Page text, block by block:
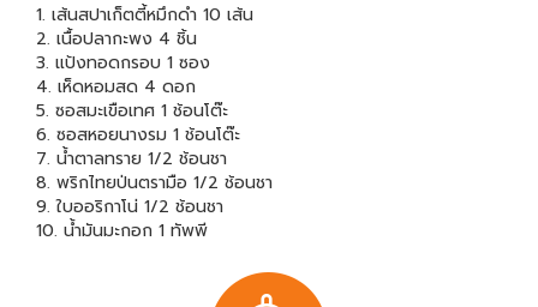
1. เส้นสปาเก็ตตี้หมึกดำ 10 เส้น
2. เนื้อปลากะพง 4 ชิ้น
3. แป้งทอดกรอบ 1 ซอง
4. เห็ดหอมสด 4 ดอก
5. ซอสมะเขือเทศ 1 ช้อนโต๊ะ
6. ซอสหอยนางรม 1 ช้อนโต๊ะ
7. น้ำตาลทราย 1/2 ช้อนชา
8. พริกไทยป่นตรามือ 1/2 ช้อนชา
9. ใบออริกาโน่ 1/2 ช้อนชา
10. น้ำมันมะกอก 1 ทัพพี